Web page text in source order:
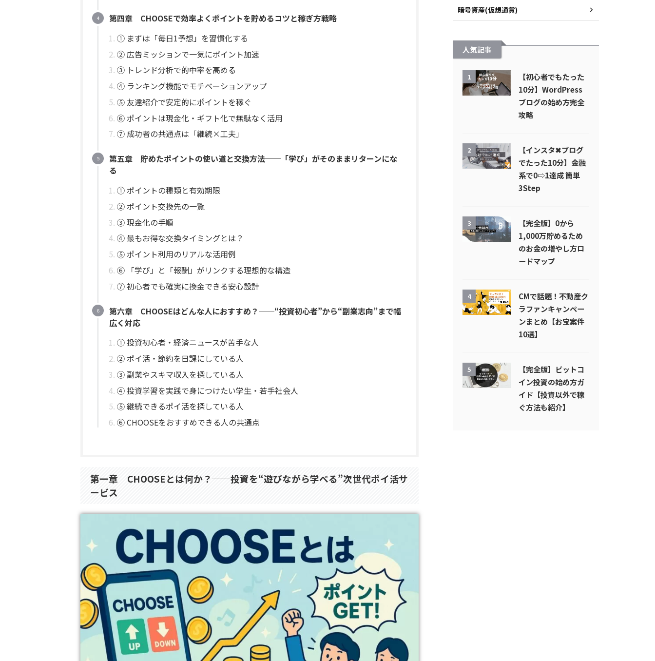
第四章 CHOOSEで効率よくポイントを貯めるコツと稼ぎ方戦略
① まずは「毎日1予想」を習慣化する
② 広告ミッションで一気にポイント加速
③ トレンド分析で的中率を高める
④ ランキング機能でモチベーションアップ
⑤ 友達紹介で安定的にポイントを稼ぐ
⑥ ポイントは現金化・ギフト化で無駄なく活用
⑦ 成功者の共通点は「継続×工夫」
第五章 貯めたポイントの使い道と交換方法──「学び」がそのままリターンにな
る
① ポイントの種類と有効期限
② ポイント交換先の一覧
③ 現金化の手順
④ 最もお得な交換タイミングとは？
⑤ ポイント利用のリアルな活用例
⑥ 「学び」と「報酬」がリンクする理想的な構造
⑦ 初心者でも確実に換金できる安心設計
第六章 CHOOSEはどんな人におすすめ？──“投資初心者”から“副業志向”まで幅
広く対応
① 投資初心者・経済ニュースが苦手な人
② ポイ活・節約を日課にしている人
③ 副業やスキマ収入を探している人
④ 投資学習を実践で身につけたい学生・若手社会人
⑤ 継続できるポイ活を探している人
⑥ CHOOSEをおすすめできる人の共通点
第一章 CHOOSEとは何か？──投資を“遊びながら学べる”次世代ポイ活サ
ービス
暗号資産(仮想通貨)
人気記事
1
【初心者でもたった
10分】WordPress
ブログの始め方完全
攻略
2
【インスタ✖︎ブログ
でたった10分】金融
系で0⇨1達成 簡単
3Step
3
【完全版】0から
1,000万貯めるため
のお金の増やし方ロ
ードマップ
4
CMで話題！不動産ク
ラファンキャンペー
ンまとめ【お宝案件
10選】
5
【完全版】ビットコ
イン投資の始め方ガ
イド【投資以外で稼
ぐ方法も紹介】